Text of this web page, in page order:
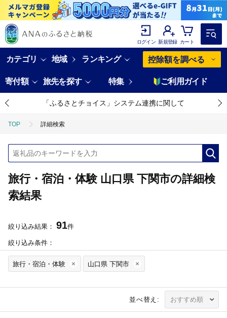
ログイン 新規登録 カート
カテゴリ 地域 ランキング 控除額を調べる
寄付額 旅先を探す 特集 ご利用ガイド
「ふるさとチョイス」システム連携に関して
TOP 詳細検索
旅行・宿泊・体験 山口県 下関市の詳細検
索結果
絞り込み結果： 91件
絞り込み条件：
旅行・宿泊・体験 山口県 下関市
並べ替え: